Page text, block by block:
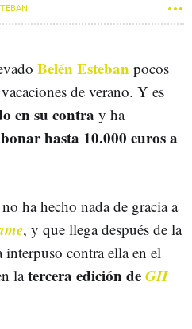
Belén Esteban pocos
de verano. Y es
en su contra y ha
hasta 10.000 euros a
ha hecho nada de gracia a
, y que llega después de la
contra ella en el
latercera edición deGH